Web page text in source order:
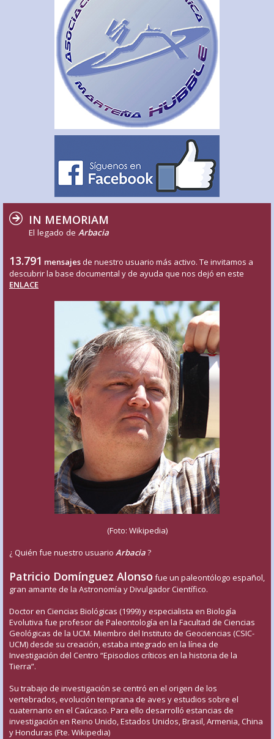
IN MEMORIAM
El legado de Arbacia
13.791 mensajes de nuestro usuario más activo. Te invitamos a
descubrir la base documental y de ayuda que nos dejó en este
ENLACE
(Foto: Wikipedia)
¿ Quién fue nuestro usuario Arbacia?
Patricio Domínguez Alonso fue un paleontólogo español,
gran amante de la Astronomía y Divulgador Científico.
Doctor en Ciencias Biológicas (1999) y especialista en Biología
Evolutiva fue profesor de Paleontología en la Facultad de Ciencias
Geológicas de la UCM. Miembro del Instituto de Geociencias (CSIC-
UCM) desde su creación, estaba integrado en la línea de
Investigación del Centro “Episodios críticos en la historia de la
Tierra”.
Su trabajo de investigación se centró en el origen de los
vertebrados, evolución temprana de aves y estudios sobre el
cuaternario en el Caúcaso. Para ello desarrolló estancias de
investigación en Reino Unido, Estados Unidos, Brasil, Armenia, China
y Honduras (Fte. Wikipedia)